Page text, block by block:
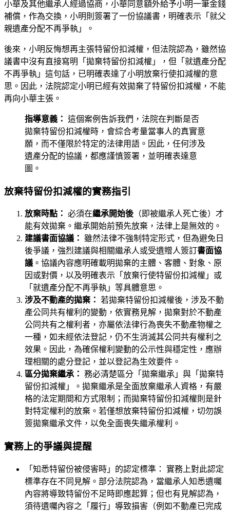
小華及其他繼承人經過協商，小華同意額外給予小明一筆金錢
補償，作為交換，小明則簽署了一份協議書，明確表示「就父
親遺產分配不再爭執」。
後來，小明反悔想再主張特留份扣減權，但法院認為，雖然協
議書中沒有直接寫明「拋棄特留份扣減權」，但「就遺產分配
不再爭執」這句話，已明確表達了小明放棄行使扣減權的意
思。因此，法院認定小明已經有效拋棄了特留份扣減權，不能
再向小華主張。
指導意義： 這個案例告訴我們，法院在判斷是否
拋棄特留份扣減權時，會綜合考量當事人的真實意
願，而不僅限於特定的法律用語。因此，任何涉及
遺產分配的協議，都應謹慎簽署，並明確表達意
圖。
放棄特留份扣減權的實務指引
放棄時點： 必須在繼承開始後 （即被繼承人死亡後）才
能有效拋棄。繼承開始前預先放棄，法律上是無效的。
建議書面協議：
雖然法律不強制特定形式，但為避免日
後爭議，強烈建議與相關繼承人或受遺贈人簽訂書面協
議 。協議內容應明確載明拋棄的主體、客體、對象、原
因或對價，以及明確表示「放棄行使特留份扣減權」或
「就遺產分配不再爭執」等具體意思。
涉及不動產的拋棄： 若拋棄特留份扣減權後，涉及不動
產公同共有權利的變動，依實務見解，拋棄對於不動產
公同共有之權利者，亦屬依法律行為喪失不動產物權之
一種，如未經依法登記，仍不生消滅其公同共有權利之
效果。因此，為確保權利變動的公示性與穩定性，應辦
理相關的處分登記，並以登記為生效要件。
區分拋棄繼承： 務必清楚區分「拋棄繼承」與「拋棄特
留份扣減權」。拋棄繼承是全面放棄繼承人資格，有嚴
格的法定期間和方式限制；而拋棄特留份扣減權則是針
對特定權利的放棄。若僅想放棄特留份扣減權，切勿誤
簽拋棄繼承文件，以免全面喪失繼承權利。
實務上的爭議與提醒
「知悉特留份被侵害時」的認定標準： 實務上對此認定
標準存在不同見解。部分法院認為，當繼承人知悉遺囑
內容將導致特留份不足時即應起算；但也有見解認為，
須待遺囑內容之「履行」導致損害（例如不動產已完成